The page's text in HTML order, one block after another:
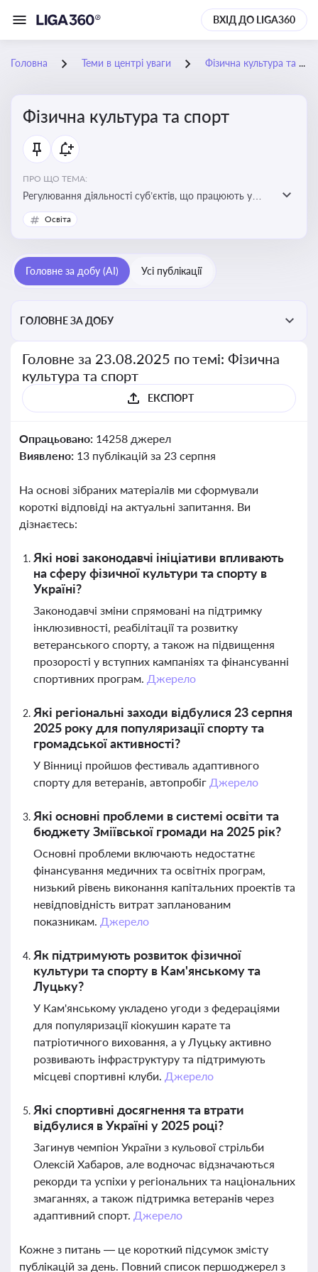
ВХІД ДО LIGA360
Головна Теми в центрі уваги Фізична культура та спорт
Фізична культура та спорт
ПРО ЩО ТЕМА:
Регулювання діяльності суб’єктів, що працюють у
сфері фізичної культури та спорту, включаючи
оздоровлення населення, професійний і аматорський
потенціалу, соціального захисту та ефективної
реалізації державної політики у цій галузі
Освіта
Головне за добу (AI) Усі публікації
ГОЛОВНЕ ЗА ДОБУ
Головне за 23.08.2025 по темі: Фізична
культура та спорт
ЕКСПОРТ
Опрацьовано: 14258 джерел
Виявлено: 13 публікацій за 23 серпня
На основі зібраних матеріалів ми сформували
короткі відповіді на актуальні запитання. Ви
дізнаєтесь:
Які нові законодавчі ініціативи впливають
на сферу фізичної культури та спорту в
Україні?
Законодавчі зміни спрямовані на підтримку
інклюзивності, реабілітації та розвитку
ветеранського спорту, а також на підвищення
прозорості у вступних кампаніях та фінансуванні
спортивних програм. Джерело
Які регіональні заходи відбулися 23 серпня
2025 року для популяризації спорту та
громадської активності?
У Вінниці пройшов фестиваль адаптивного
спорту для ветеранів, автопробіг Джерело
Які основні проблеми в системі освіти та
бюджету Зміївської громади на 2025 рік?
Основні проблеми включають недостатнє
фінансування медичних та освітніх програм,
низький рівень виконання капітальних проектів та
невідповідність витрат запланованим
показникам. Джерело
Як підтримують розвиток фізичної
культури та спорту в Кам'янському та
Луцьку?
У Кам'янському укладено угоди з федераціями
для популяризації кіокушин карате та
патріотичного виховання, а у Луцьку активно
розвивають інфраструктуру та підтримують
місцеві спортивні клуби. Джерело
Які спортивні досягнення та втрати
відбулися в Україні у 2025 році?
Загинув чемпіон України з кульової стрільби
Олексій Хабаров, але водночас відзначаються
рекорди та успіхи у регіональних та національних
змаганнях, а також підтримка ветеранів через
адаптивний спорт. Джерело
Кожне з питань — це короткий підсумок змісту
публікацій за день. Повний список першоджерел з